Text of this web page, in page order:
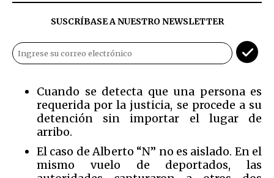
SUSCRÍBASE A NUESTRO NEWSLETTER
Cuando se detecta que una persona es
requerida por la justicia, se procede a su
detención sin importar el lugar de
arribo.
El caso de Alberto “N” no es aislado. En el
mismo vuelo de deportados, las